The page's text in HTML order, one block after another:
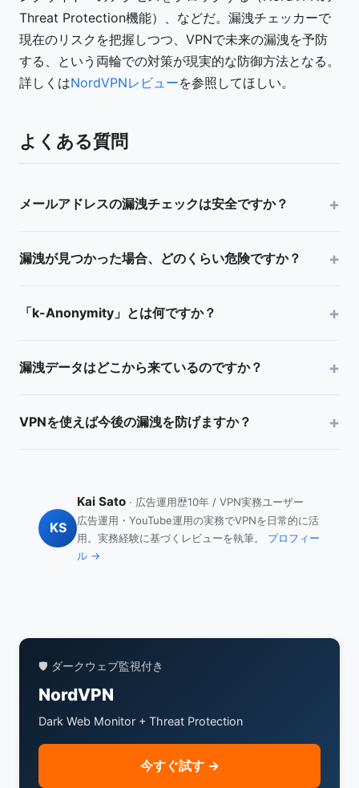
Threat Protection機能）、などだ。漏洩チェッカーで
現在のリスクを把握しつつ、VPNで未来の漏洩を予防
する、という両輪での対策が現実的な防御方法となる。
詳しくはNordVPNレビューを参照してほしい。
よくある質問
メールアドレスの漏洩チェックは安全ですか？
ビスを利用しています。メールチェックはHIBPの公
ード全文がネットワーク上に送信されることはあり
信され、残りのマッチングはブラウザ内で行われま
漏洩が見つかった場合、どのくらい危険ですか？
ドレスのみの場合はスパムやフィッシングのリスク
スの危険があります。クレジットカード情報の場合
にパスワード変更と二要素認証の設定を行うことを
「k-Anonymity」とは何ですか？
ための技術です。パスワード全文ではなく、SHA-1
ィックスを返し、実際のマッチングはローカル（ブ
漏洩データはどこから来ているのですか？
から収集したデータを集約しています。これにはハ
ータを提供することもあります。現在900件以上の
漏洩事件、120億件以上のアカウント情報が登録さ
れています。
VPNを使えば今後の漏洩を防げますか？
ただし、公共Wi-Fiでの盗聴防止やフィッシングサ
イトのブロック（NordVPNのThreat Protection
等）により、間接的にリスクを軽減できます。最も
効果的な対策は、パスワードマネージャー + 二要素
KS
Kai Sato · 広告運用歴10年 / VPN実務ユーザー
広告運用・YouTube運用の実務でVPNを日常的に活
用。実務経験に基づくレビューを執筆。
プロフィー
ル →
🛡️ ダークウェブ監視付き
NordVPN
Dark Web Monitor + Threat Protection
今すぐ試す →